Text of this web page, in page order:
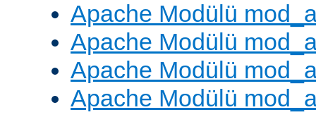
Apache Modülü
Apache Modülü
Apache Modülü
Apache Modülü